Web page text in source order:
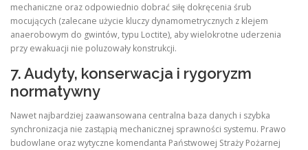
mechaniczne oraz odpowiednio dobrać siłę dokręcenia śrub
mocujących (zalecane użycie kluczy dynamometrycznych z klejem
anaerobowym do gwintów, typu Loctite), aby wielokrotne uderzenia
przy ewakuacji nie poluzowały konstrukcji.
7. Audyty, konserwacja i rygoryzm
normatywny
Nawet najbardziej zaawansowana centralna baza danych i szybka
synchronizacja nie zastąpią mechanicznej sprawności systemu. Prawo
budowlane oraz wytyczne komendanta Państwowej Straży Pożarnej